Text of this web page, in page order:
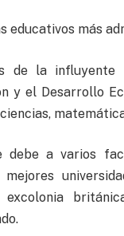
educativos más
de la influyente
y el Desarrollo
debe a varios
excolonia